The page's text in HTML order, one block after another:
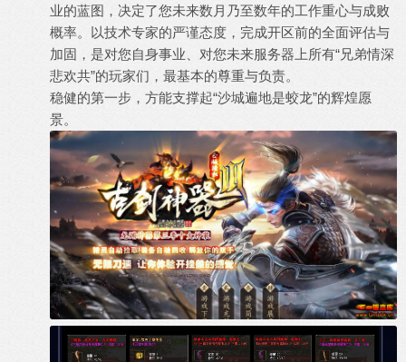
业的蓝图，决定了您未来数月乃至数年的工作重心与成败
概率。以技术专家的严谨态度，完成开区前的全面评估与
加固，是对您自身事业、对您未来服务器上所有“兄弟情深
悲欢共”的玩家们，最基本的尊重与负责。
稳健的第一步，方能支撑起“沙城遍地是蛟龙”的辉煌愿
景。